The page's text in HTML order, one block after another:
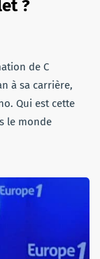
?
de C
à sa carrière,
Qui est cette
le monde